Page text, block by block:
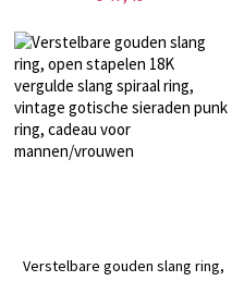
cadeau voor vrouw/meisje
Verstelbare gouden slang ring,